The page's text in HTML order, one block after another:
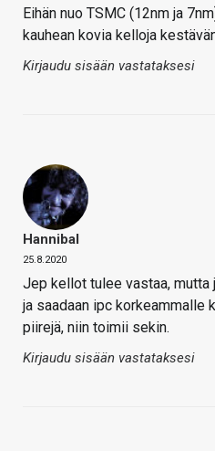
Eihän nuo TSMC (12nm ja
kauhean kovia kelloja
Kirjaudu sisään vastataksesi
Hannibal
25.8.2020
Jep kellot tulee vastaa,
ja saadaan ipc korkeammalle
piirejä, niin toimii sekin.
Kirjaudu sisään vastataksesi